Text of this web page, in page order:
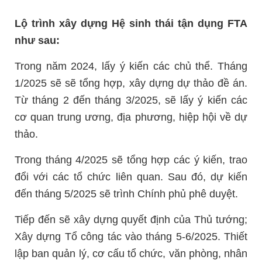
Lộ trình xây dựng Hệ sinh thái tận dụng FTA
như sau:
Trong năm 2024, lấy ý kiến các chủ thể. Tháng
1/2025 sẽ sẽ tổng hợp, xây dựng dự thảo đề án.
Từ tháng 2 đến tháng 3/2025, sẽ lấy ý kiến các
cơ quan trung ương, địa phương, hiệp hội về dự
thảo.
Trong tháng 4/2025 sẽ tổng hợp các ý kiến, trao
đổi với các tổ chức liên quan. Sau đó, dự kiến
đến tháng 5/2025 sẽ trình Chính phủ phê duyệt.
Tiếp đến sẽ xây dựng quyết định của Thủ tướng;
Xây dựng Tổ công tác vào tháng 5-6/2025. Thiết
lập ban quản lý, cơ cấu tổ chức, văn phòng, nhân